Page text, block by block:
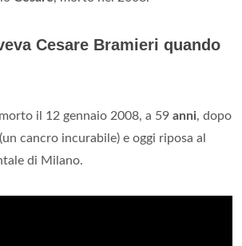
Cesare Bramieri quando
il 12 gennaio 2008, a 59 anni, dopo
cancro incurabile) e oggi riposa al
di Milano.